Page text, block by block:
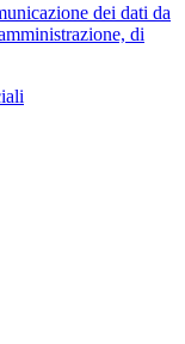
dei dati da
di